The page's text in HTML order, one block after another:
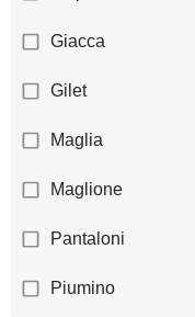
Giacca
Gilet
Maglia
Maglione
Pantaloni
Piumino